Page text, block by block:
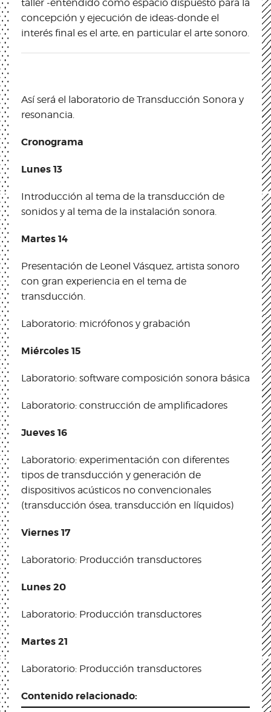
taller -entendido como espacio dispuesto para la
concepción y ejecución de ideas-donde el
interés final es el arte, en particular el arte sonoro.
Así será el laboratorio de Transducción Sonora y
resonancia.
Cronograma
Lunes 13
Introducción al tema de la transducción de
sonidos y al tema de la instalación sonora.
Martes 14
Presentación de Leonel Vásquez, artista sonoro
con gran experiencia en el tema de
transducción.
Laboratorio: micrófonos y grabación
Miércoles 15
Laboratorio: software composición sonora básica
Laboratorio: construcción de amplificadores
Jueves 16
Laboratorio: experimentación con diferentes
tipos de transducción y generación de
dispositivos acústicos no convencionales
(transducción ósea, transducción en líquidos)
Viernes 17
Laboratorio: Producción transductores
Lunes 20
Laboratorio: Producción transductores
Martes 21
Laboratorio: Producción transductores
Contenido relacionado: